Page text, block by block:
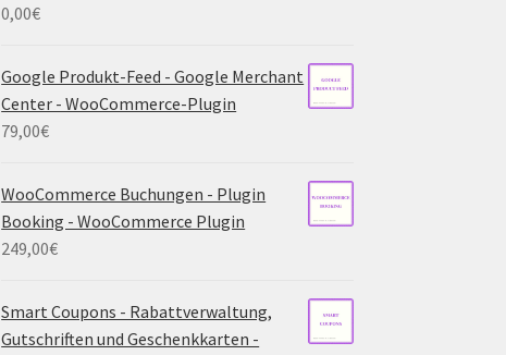
0,00€
Google Produkt-Feed - Google Merchant
Center - WooCommerce-Plugin
79,00€
WooCommerce Buchungen - Plugin
Booking - WooCommerce Plugin
249,00€
Smart Coupons - Rabattverwaltung,
Gutschriften und Geschenkkarten -